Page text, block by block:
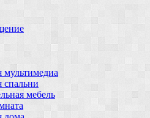
мультимедиа
спальни
мебель